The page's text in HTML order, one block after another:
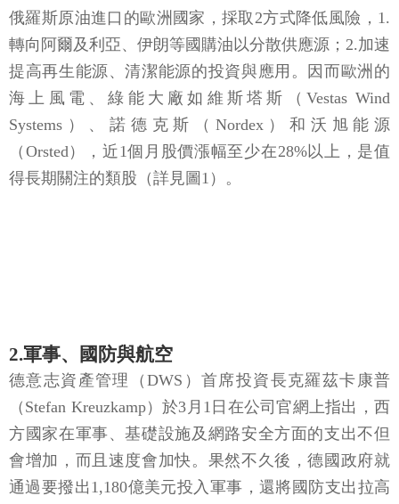
俄羅斯原油進口的歐洲國家，採取2方式降低風險，1.
轉向阿爾及利亞、伊朗等國購油以分散供應源；2.加速
提高再生能源、清潔能源的投資與應用。因而歐洲的
海上風電、綠能大廠如維斯塔斯（Vestas Wind
Systems）、諾德克斯（Nordex）和沃旭能源
（Orsted），近1個月股價漲幅至少在28%以上，是值
得長期關注的類股（詳見圖1）。
2.軍事、國防與航空
德意志資產管理（DWS）首席投資長克羅茲卡康普
（Stefan Kreuzkamp）於3月1日在公司官網上指出，西
方國家在軍事、基礎設施及網路安全方面的支出不但
會增加，而且速度會加快。果然不久後，德國政府就
通過要撥出1,180億美元投入軍事，還將國防支出拉高